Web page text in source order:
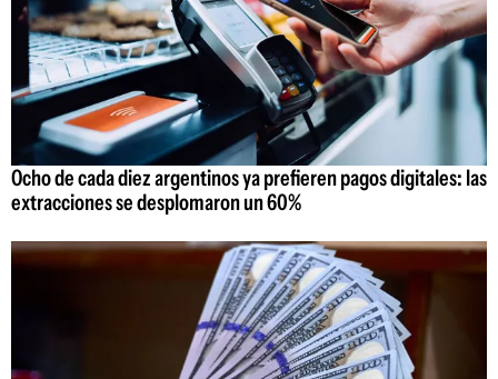
Ocho de cada diez argentinos ya prefieren pagos digitales: las
extracciones se desplomaron un 60%